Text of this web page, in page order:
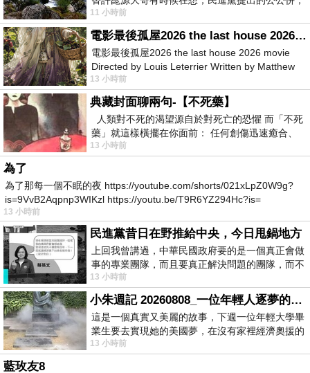
其實就是想要國庫通黨庫，鬧出最大的醜
11 小時前
電影最後孤屋2026 the last house 2026 movie
電影最後孤屋2026 the last house 2026 movie
Directed by Louis Leterrier Written by Matthew
Robinson Starring Greta Lee Wa
13 小時前
典藏封面聊兩句-【不死藥】
人類對不死的渴望源自於對死亡的恐懼 而「不死
藥」就這樣橫擺在你面前： 任何創傷迅速癒合、
停止衰老、痛覺消失…堪
13 小時前
為了
為了那每一個不眠的夜 https://youtube.com/shorts/021xLpZ0W9g?
is=9VvB2Aqpnp3WIKzl https://youtu.be/T9R6YZ294Hc?is=
13 小時前
民進黨昔日在野推給中央，今日甩鍋地方
上回我曾講過，中華民國政府要的是一個真正會做
事的專業團隊，而且要真正解決問題的團隊，而不
是只會到處甩鍋的雙標團隊，最近民進黨
13 小時前
小朱週記 20260808_一位年輕人逐夢的真實故事
這是一個真實又美麗的故事，下週一位年輕大學畢
業生要去實現她的美國夢，在沒有家裡經濟奧援的
情況下，靠著自我努力工作累積出國基
13 小時前
藍玫友8